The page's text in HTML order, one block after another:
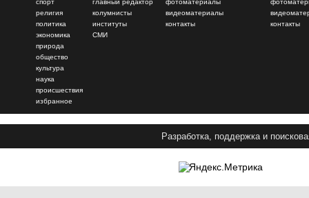
спорт
религия
политика
экономика
природа
общество
культура
наука
происшествия
избранное
главный редактор
колумнисты
институты
СМИ
фотоматериалы
видеоматериалы
контакты
контакты
Разработка, поддержка и